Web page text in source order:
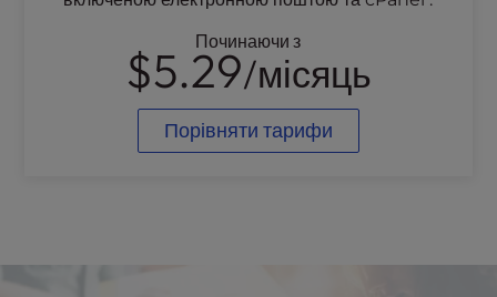
Починаючи з
$5.29/місяць
Порівняти тарифи